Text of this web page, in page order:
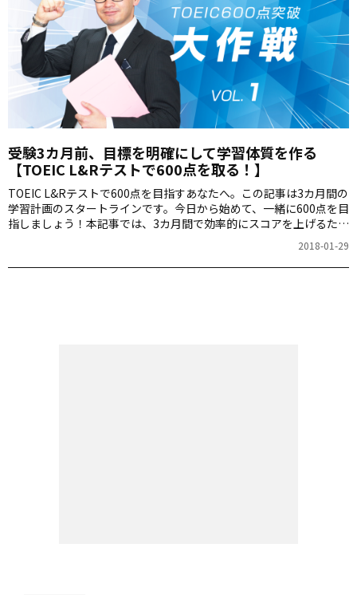
受験3カ月前、目標を明確にして学習体質を作る
【TOEIC L&Rテストで600点を取る！】
TOEIC L&Rテストで600点を目指すあなたへ。この記事は3カ月間の
学習計画のスタートラインです。今日から始めて、一緒に600点を目
指しましょう！本記事では、3カ月間で効率的にスコアを上げるため
時間の確保、そして毎日の学習の継続を通じて、TOEICでの成功へ
と道を切り開くための準備を始めましょう。
2018-01-29